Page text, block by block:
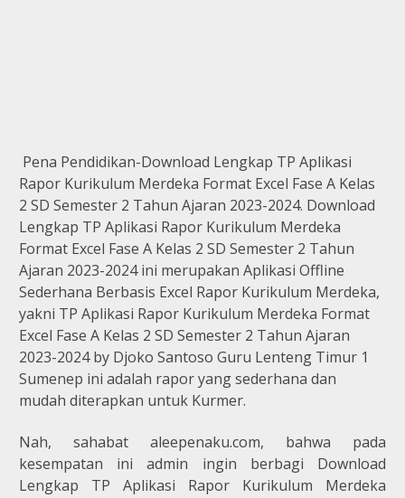
Pena Pendidikan-Download Lengkap TP Aplikasi
Rapor Kurikulum Merdeka Format Excel Fase A Kelas
2 SD Semester 2 Tahun Ajaran 2023-2024. Download
Lengkap TP Aplikasi Rapor Kurikulum Merdeka
Format Excel Fase A Kelas 2 SD Semester 2 Tahun
Ajaran 2023-2024 ini merupakan Aplikasi Offline
Sederhana Berbasis Excel Rapor Kurikulum Merdeka,
yakni TP Aplikasi Rapor Kurikulum Merdeka Format
Excel Fase A Kelas 2 SD Semester 2 Tahun Ajaran
2023-2024 by Djoko Santoso Guru Lenteng Timur 1
Sumenep ini adalah rapor yang sederhana dan
mudah diterapkan untuk Kurmer.
Nah, sahabat aleepenaku.com, bahwa pada
kesempatan ini admin ingin berbagi Download
Lengkap TP Aplikasi Rapor Kurikulum Merdeka